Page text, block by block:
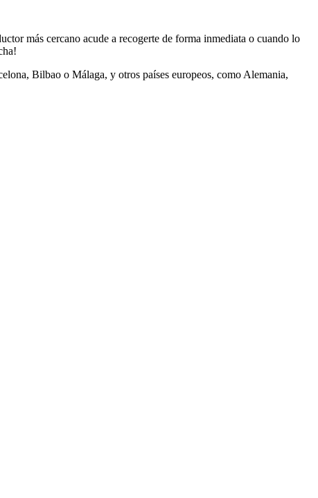
más cercano acude a recogerte de forma inmediata o cuando lo
Bilbao o Málaga, y otros países europeos, como Alemania,